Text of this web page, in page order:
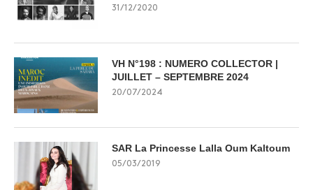
31/12/2020
VH N°198 : NUMERO COLLECTOR |
JUILLET – SEPTEMBRE 2024
20/07/2024
SAR La Princesse Lalla Oum Kaltoum
05/03/2019